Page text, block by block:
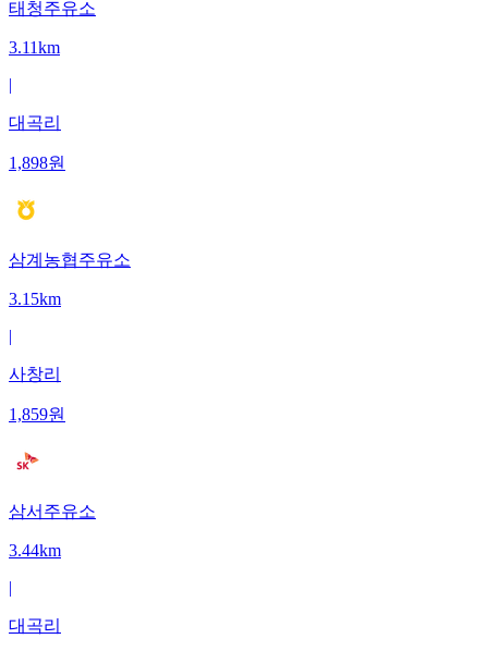
태청주유소
3.11km
|
대곡리
1,898원
삼계농협주유소
3.15km
|
사창리
1,859원
삼서주유소
3.44km
|
대곡리